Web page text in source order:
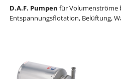
D.A.F. Pumpen für Volumenströme
Entspannungsflotation, Belüftung,